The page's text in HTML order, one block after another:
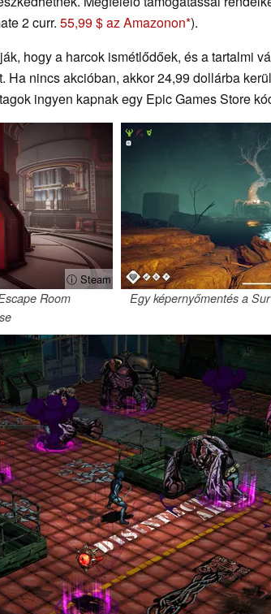
2 curr. 55,99 $ az Amazonon ).
hogy a harcok ismétlődőek, és a tartalmi
Ha nincs akcióban, akkor 24,99 dollárba
ingyen kapnak egy Epic Games Store
ⓘ Steam
Room
Egy képernyőmentés a